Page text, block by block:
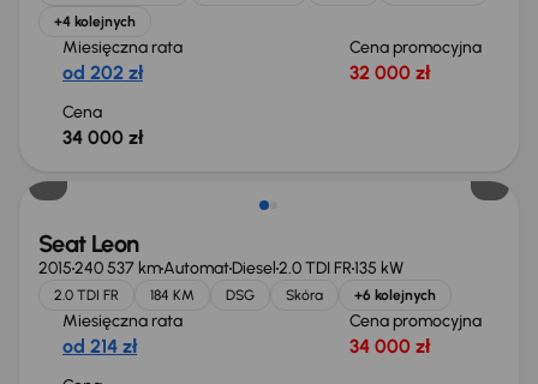
+4 kolejnych
Miesięczna rata
od 202 zł
Cena promocyjna
32 000 zł
Cena
34 000 zł
Seat Leon
2015240 537 kmAutomatDiesel2.0 TDI FR135 kW
2.0 TDI FR 184 KM DSG Skóra +6 kolejnych
Miesięczna rata
od 214 zł
Cena promocyjna
34 000 zł